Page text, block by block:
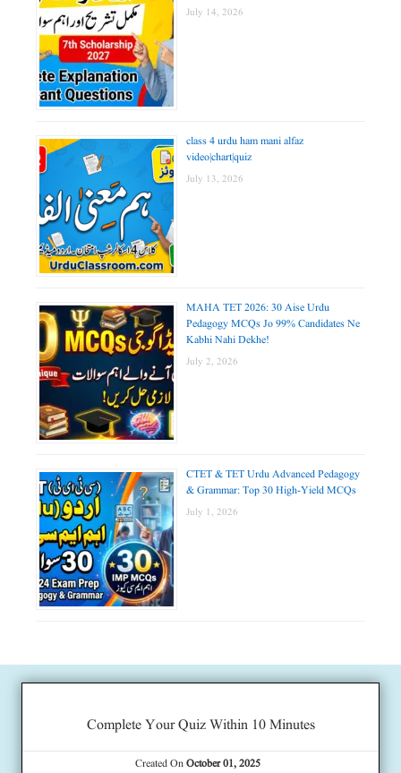
July 14, 2026
class 4 urdu ham mani alfaz
video|chart|quiz
July 13, 2026
MAHA TET 2026: 30 Aise Urdu
Pedagogy MCQs Jo 99% Candidates Ne
Kabhi Nahi Dekhe!
July 2, 2026
CTET & TET Urdu Advanced Pedagogy
& Grammar: Top 30 High-Yield MCQs
July 1, 2026
Complete Your Quiz Within 10 Minutes
Created OnOctober 01, 2025